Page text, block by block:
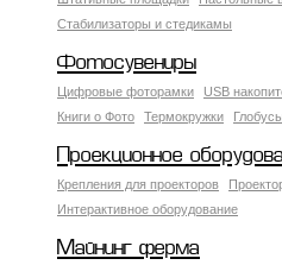
Стабилизаторы и стедикамы
Фотосувениры
Цифровые фоторамки USB
Книги о Фото
Термокружки Глобусы
Проекционное
Крепления для проекторов
Интерактивное оборудование
Майнинг ферма